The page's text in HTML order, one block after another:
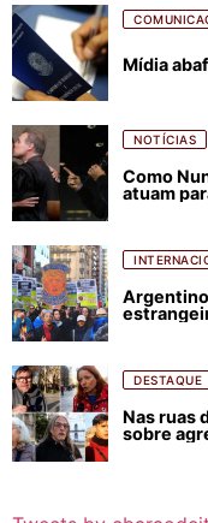
Mídia
NOTÍCIAS
Como
atuam
DESTAQUE
Nas ruas
sobre